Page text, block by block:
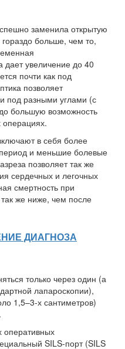
заменила открытую
больше, чем то,
дает увеличение до 40
почти как под
позволяет
под разными углами (с
большую возможность
в себя более
и меньшие болевые
позволяет так же
сердечных и легочных
смертность при
же ниже, чем после
ДИАГНОЗА
только через один (а
лапароскопии),
1,5–3-х сантиметров)
оперативных
SILS-порт (SILS